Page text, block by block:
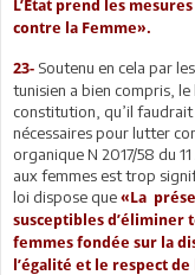
L’Etat prend les
contre la Femme».
23- Soutenu en cela par
tunisien a bien compris,
constitution, qu’il faudrait
nécessaires pour lutter
organique N 2017/58 du
aux femmes est trop
loi dispose que «La
susceptibles d’éliminer
femmes fondée sur la
l’égalité et le respect